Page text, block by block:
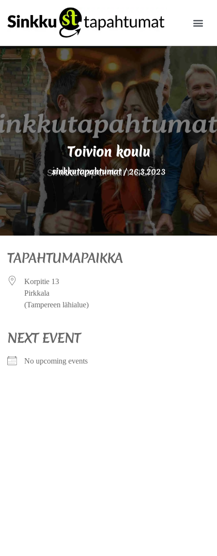
Toivion koulu
sinkkutapahtumat/26.3.2023
TAPAHTUMAPAIKKA
Korpitie 13
Pirkkala
(Tampereen lähialue)
NEXT EVENT
No upcoming events